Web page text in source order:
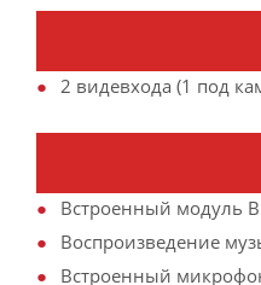
2 видевхода (1 под
Встроенный модуль
Воспроизведение
Встроенный